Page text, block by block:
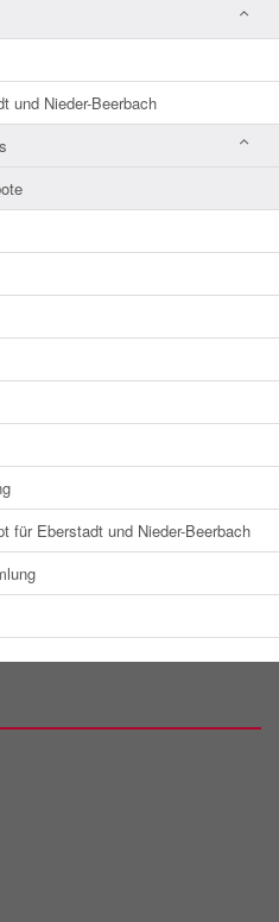
und Nieder-Beerbach
für Eberstadt und Nieder-Beerbach